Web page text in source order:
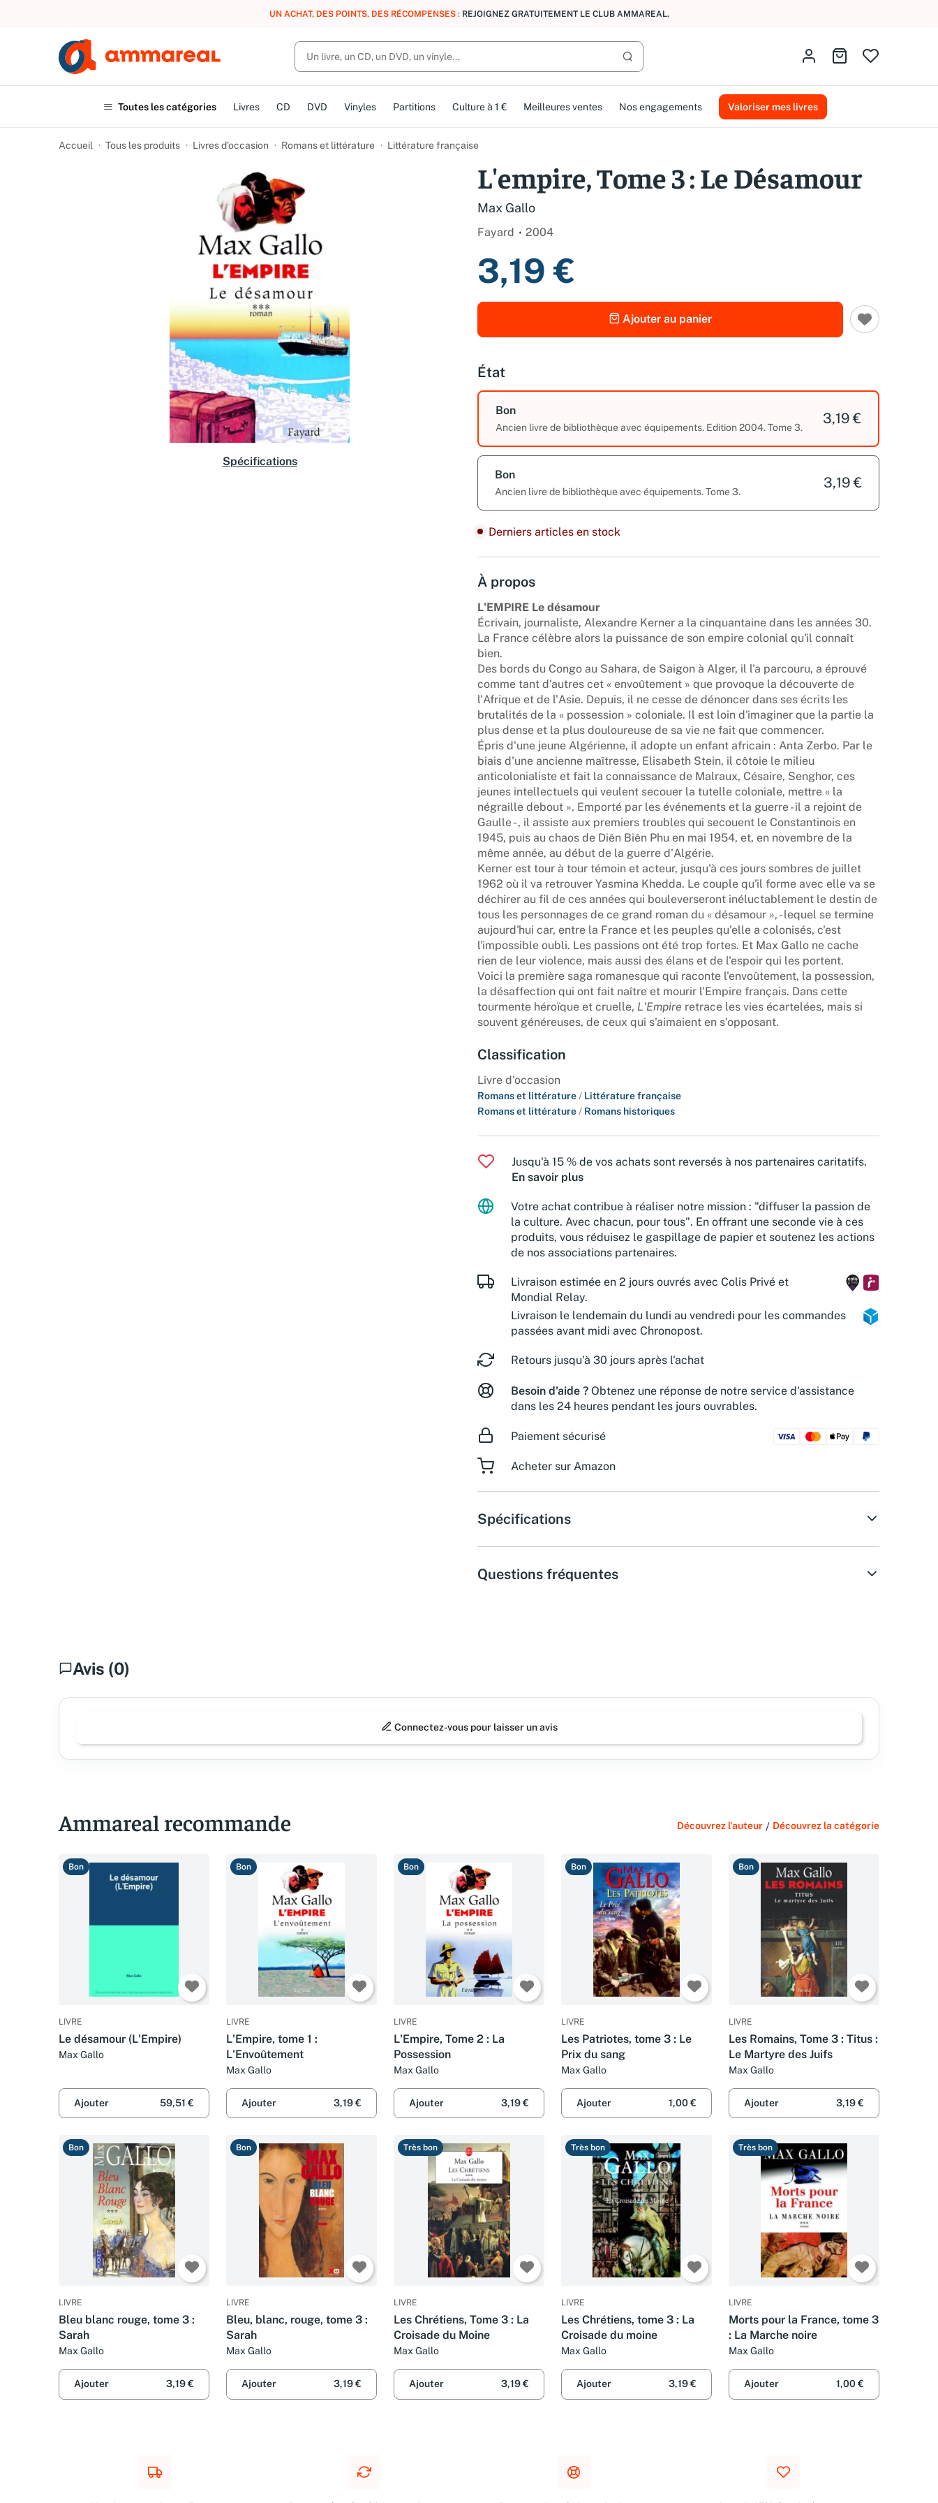
UN ACHAT, DES POINTS, DES RÉCOMPENSES : REJOIGNEZ GRATUITEMENT LE CLUB AMMAREAL.
Lancer la recherche
Identifiez-vousAller au panier
Toutes les catégories Livres CD DVD Vinyles Partitions Culture à 1 € Meilleures ventes Nos engagements Valoriser mes livres
Accueil Tous les produits Livres d’occasion Romans et littérature Littérature française
Spécifications
L'empire, Tome 3 : Le Désamour
Max Gallo
Fayard 2004
3,19 €
Ajouter au panier
État
Bon
Ancien livre de bibliothèque avec équipements. Edition 2004. Tome 3.
3,19 €
Bon
Ancien livre de bibliothèque avec équipements. Tome 3.
3,19 €
Derniers articles en stock
À propos
L'EMPIRE Le désamour
Écrivain, journaliste, Alexandre Kerner a la cinquantaine dans les années 30.
La France célèbre alors la puissance de son empire colonial qu'il connaît
bien.
Des bords du Congo au Sahara, de Saigon à Alger, il l'a parcouru, a éprouvé
comme tant d'autres cet « envoûtement » que provoque la découverte de
l'Afrique et de l'Asie. Depuis, il ne cesse de dénoncer dans ses écrits les
brutalités de la « possession » coloniale. Il est loin d'imaginer que la partie la
plus dense et la plus douloureuse de sa vie ne fait que commencer.
Épris d'une jeune Algérienne, il adopte un enfant africain : Anta Zerbo. Par le
biais d'une ancienne maîtresse, Elisabeth Stein, il côtoie le milieu
anticolonialiste et fait la connaissance de Malraux, Césaire, Senghor, ces
jeunes intellectuels qui veulent secouer la tutelle coloniale, mettre « la
négraille debout ». Emporté par les événements et la guerre - il a rejoint de
Gaulle - , il assiste aux premiers troubles qui secouent le Constantinois en
1945, puis au chaos de Diên Biên Phu en mai 1954, et, en novembre de la
même année, au début de la guerre d'Algérie.
Kerner est tour à tour témoin et acteur, jusqu'à ces jours sombres de juillet
1962 où il va retrouver Yasmina Khedda. Le couple qu'il forme avec elle va se
déchirer au fil de ces années qui bouleverseront inéluctablement le destin de
tous les personnages de ce grand roman du « désamour », - lequel se termine
aujourd'hui car, entre la France et les peuples qu'elle a colonisés, c'est
l'impossible oubli. Les passions ont été trop fortes. Et Max Gallo ne cache
rien de leur violence, mais aussi des élans et de l'espoir qui les portent.
Voici la première saga romanesque qui raconte l'envoûtement, la possession,
la désaffection qui ont fait naître et mourir l'Empire français. Dans cette
tourmente héroïque et cruelle, L'Empire retrace les vies écartelées, mais si
souvent généreuses, de ceux qui s'aimaient en s'opposant.
Classification
Livre d'occasion
Romans et littérature / Littérature française
Romans et littérature / Romans historiques
Jusqu'à 15 % de vos achats sont reversés à nos partenaires caritatifs.
En savoir plus
Votre achat contribue à réaliser notre mission : "diffuser la passion de
la culture. Avec chacun, pour tous". En offrant une seconde vie à ces
produits, vous réduisez le gaspillage de papier et soutenez les actions
de nos associations partenaires.
Livraison estimée en 2 jours ouvrés avec Colis Privé et
Mondial Relay.
Livraison le lendemain du lundi au vendredi pour les commandes
passées avant midi avec Chronopost.
Retours jusqu'à 30 jours après l'achat
Besoin d'aide ? Obtenez une réponse de notre service d'assistance
dans les 24 heures pendant les jours ouvrables.
Paiement sécurisé
Acheter sur Amazon
Spécifications
Questions fréquentes
Avis (0)
Connectez-vous pour laisser un avis
Ammareal recommande Découvrez l'auteur / Découvrez la catégorie
Bon
LIVRE
Le désamour (L'Empire)
Max Gallo
Ajouter 59,51 €
Bon
LIVRE
L'Empire, tome 1 :
L'Envoûtement
Max Gallo
Ajouter 3,19 €
Bon
LIVRE
L'Empire, Tome 2 : La
Possession
Max Gallo
Ajouter 3,19 €
Bon
LIVRE
Les Patriotes, tome 3 : Le
Prix du sang
Max Gallo
Ajouter 1,00 €
Bon
LIVRE
Les Romains, Tome 3 : Titus :
Le Martyre des Juifs
Max Gallo
Ajouter 3,19 €
Bon
LIVRE
Bleu blanc rouge, tome 3 :
Sarah
Max Gallo
Ajouter 3,19 €
Bon
LIVRE
Bleu, blanc, rouge, tome 3 :
Sarah
Max Gallo
Ajouter 3,19 €
Très bon
LIVRE
Les Chrétiens, Tome 3 : La
Croisade du Moine
Max Gallo
Ajouter 3,19 €
Très bon
LIVRE
Les Chrétiens, tome 3 : La
Croisade du moine
Max Gallo
Ajouter 3,19 €
Très bon
LIVRE
Morts pour la France, tome 3
: La Marche noire
Max Gallo
Ajouter 1,00 €